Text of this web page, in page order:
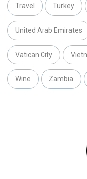
Travel Turkey
United Arab Emirates
Vatican City
Wine Zambia